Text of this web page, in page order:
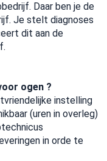
Daar ben je de
Je stelt diagnoses
dit aan de
ogen ?
instelling
(uren in overleg)
in orde te